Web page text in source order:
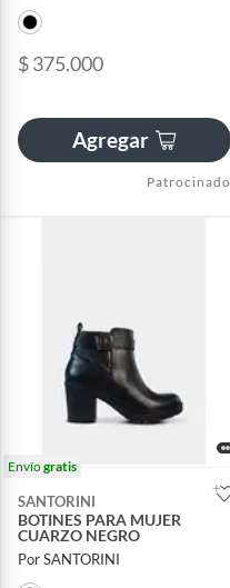
$ 375.000
Agregar
Patrocinado
Envíogratis
SANTORINI
BOTINES PARA MUJER
CUARZO NEGRO
Por SANTORINI